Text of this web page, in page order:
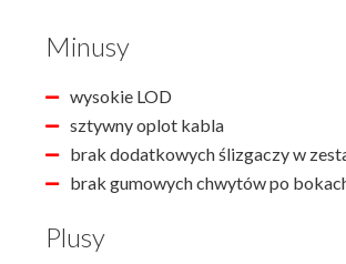
Minusy
wysokie LOD
sztywny oplot kabla
brak dodatkowych ślizgaczy w
brak gumowych chwytów po
Plusy